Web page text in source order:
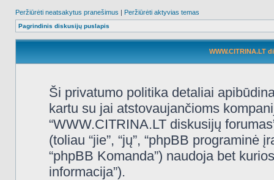
Peržiūrėti neatsakytus pranešimus | Peržiūrėti aktyvias temas
Pagrindinis diskusijų puslapis
WWW.CITRINA.LT
Ši privatumo politika detaliai
kartu su jai atstovaujančioms
“WWW.CITRINA.LT diskusijų
(toliau “jie”, “jų”, “phpBB programinė
“phpBB Komanda”) naudoja bet
informacija”).